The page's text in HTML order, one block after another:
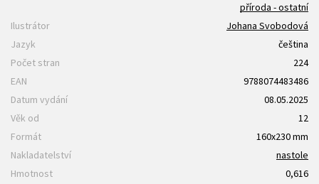
příroda - ostatní
Ilustrátor
Johana Svobodová
Jazyk
čeština
Počet stran
224
EAN
9788074483486
Datum vydání
08.05.2025
Věk od
12
Formát
160x230 mm
Nakladatelství
nastole
Hmotnost
0,616